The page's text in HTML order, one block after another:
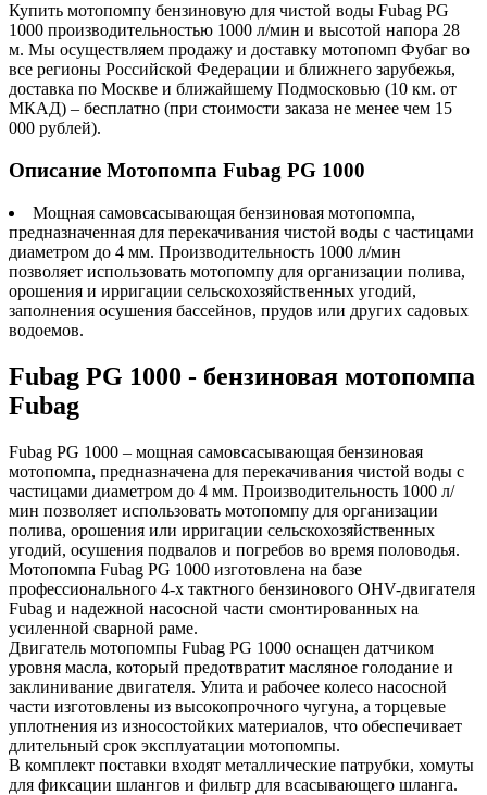
Купить мотопомпу бензиновую для чистой воды Fubag PG
1000 производительностью 1000 л/мин и высотой напора 28
м. Мы осуществляем продажу и доставку мотопомп Фубаг во
все регионы Российской Федерации и ближнего зарубежья,
доставка по Москве и ближайшему Подмосковью (10 км. от
МКАД) – бесплатно (при стоимости заказа не менее чем 15
000 рублей).
Описание Мотопомпа Fubag PG 1000
Мощная самовсасывающая бензиновая мотопомпа,
предназначенная для перекачивания чистой воды с частицами
диаметром до 4 мм. Производительность 1000 л/мин
позволяет использовать мотопомпу для организации полива,
орошения и ирригации сельскохозяйственных угодий,
заполнения осушения бассейнов, прудов или других садовых
водоемов.
Fubag PG 1000 - бензиновая мотопомпа
Fubag
Fubag PG 1000 – мощная самовсасывающая бензиновая
мотопомпа, предназначена для перекачивания чистой воды с
частицами диаметром до 4 мм. Производительность 1000 л/
мин позволяет использовать мотопомпу для организации
полива, орошения или ирригации сельскохозяйственных
угодий, осушения подвалов и погребов во время половодья.
Мотопомпа Fubag PG 1000 изготовлена на базе
профессионального 4-х тактного бензинового OHV-двигателя
Fubag и надежной насосной части смонтированных на
усиленной сварной раме.
Двигатель мотопомпы Fubag PG 1000 оснащен датчиком
уровня масла, который предотвратит масляное голодание и
заклинивание двигателя. Улита и рабочее колесо насосной
части изготовлены из высокопрочного чугуна, а торцевые
уплотнения из износостойких материалов, что обеспечивает
длительный срок эксплуатации мотопомпы.
В комплект поставки входят металлические патрубки, хомуты
для фиксации шлангов и фильтр для всасывающего шланга.